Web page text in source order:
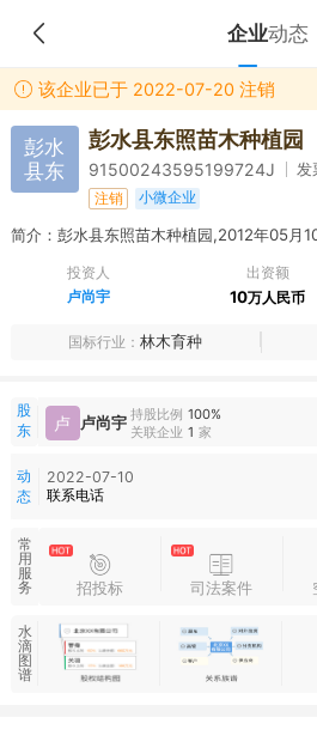
企业动态
该企业已于 2022-07-20 注销
彭水
县东
彭水县东照苗木种植园
91500243595199724J 发
注销 小微企业
投资人
卢尚宇
出资额
10万人民币
国标行业 林木育种
股
东
卢 卢尚宇 持股比例 100%
关联企业 1 家
动
态
2022-07-10
联系电话
常
用
服
务
招投标 司法案件
水
滴
图
谱